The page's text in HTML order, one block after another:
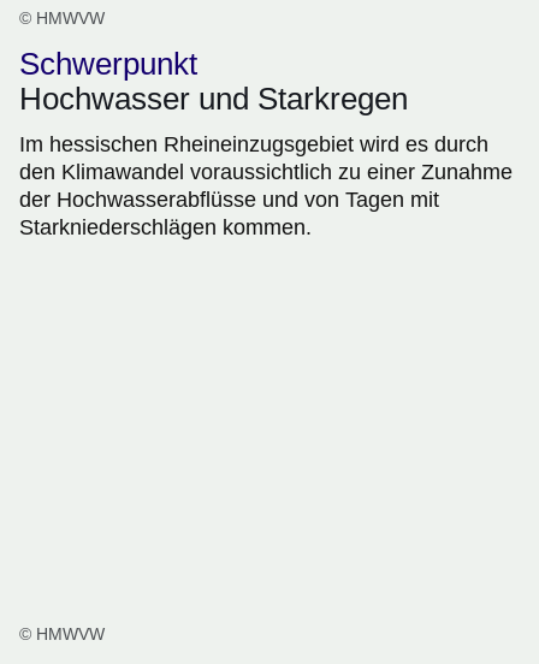
© HMWVW
Schwerpunkt
Hochwasser und Starkregen
Im hessischen Rheineinzugsgebiet wird es durch
den Klimawandel voraussichtlich zu einer Zunahme
der Hochwasserabflüsse und von Tagen mit
Starkniederschlägen kommen.
© HMWVW